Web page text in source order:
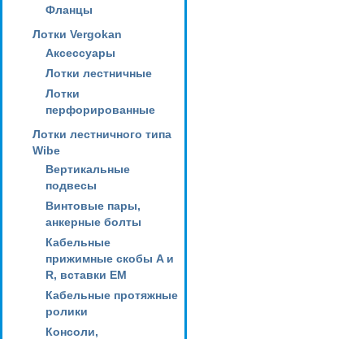
Фланцы
Лотки Vergokan
Аксессуары
Лотки лестничные
Лотки
перфорированные
Лотки лестничного типа
Wibe
Вертикальные
подвесы
Винтовые пары,
анкерные болты
Кабельные
прижимные скобы A и
R, вставки EM
Кабельные протяжные
ролики
Консоли,